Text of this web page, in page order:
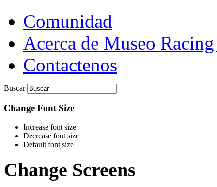
Comunidad
Acerca de Museo
Contactenos
Buscar
Change Font Size
Increase font size
Decrease font size
Default font size
Change Screens